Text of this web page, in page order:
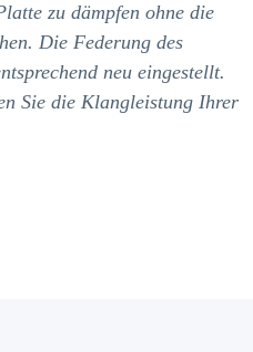
zu dämpfen ohne die
Die Federung des
neu eingestellt.
Sie die Klangleistung Ihrer